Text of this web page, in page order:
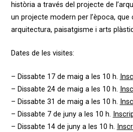
història a través del projecte de
un projecte modern per l’època, que
arquitectura, paisatgisme i arts
Dates de les visites:
– Dissabte 17 de maig a les 10 h.
– Dissabte 24 de maig a les 10 h.
– Dissabte 31 de maig a les 10 h.
– Dissabte 7 de juny a les 10 h.
– Dissabte 14 de juny a les 10 h.